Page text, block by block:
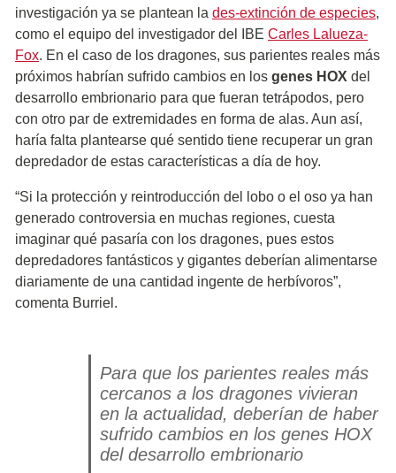
investigación ya se plantean la des-extinción de especies,
como el equipo del investigador del IBE Carles Lalueza-
Fox. En el caso de los dragones, sus parientes reales más
próximos habrían sufrido cambios en los genes HOX del
desarrollo embrionario para que fueran tetrápodos, pero
con otro par de extremidades en forma de alas. Aun así,
haría falta plantearse qué sentido tiene recuperar un gran
depredador de estas características a día de hoy.
“Si la protección y reintroducción del lobo o el oso ya han
generado controversia en muchas regiones, cuesta
imaginar qué pasaría con los dragones, pues estos
depredadores fantásticos y gigantes deberían alimentarse
diariamente de una cantidad ingente de herbívoros”,
comenta Burriel.
Para que los parientes reales más
cercanos a los dragones vivieran
en la actualidad, deberían de haber
sufrido cambios en los genes HOX
del desarrollo embrionario